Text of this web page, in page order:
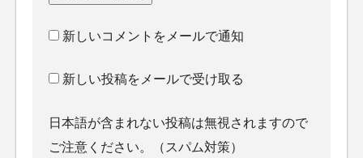
新しいコメントをメールで通知
新しい投稿をメールで受け取る
日本語が含まれない投稿は無視されますので
ご注意ください。（スパム対策）